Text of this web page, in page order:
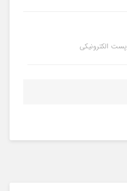
پست الکترونیکی